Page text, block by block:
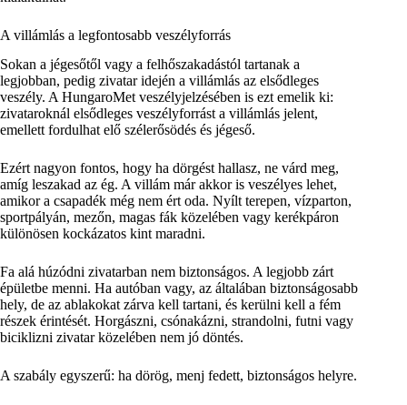
A villámlás a legfontosabb veszélyforrás
Sokan a jégesőtől vagy a felhőszakadástól tartanak a
legjobban, pedig zivatar idején a villámlás az elsődleges
veszély. A HungaroMet veszélyjelzésében is ezt emelik ki:
zivataroknál elsődleges veszélyforrást a villámlás jelent,
emellett fordulhat elő szélerősödés és jégeső.
Ezért nagyon fontos, hogy ha dörgést hallasz, ne várd meg,
amíg leszakad az ég. A villám már akkor is veszélyes lehet,
amikor a csapadék még nem ért oda. Nyílt terepen, vízparton,
sportpályán, mezőn, magas fák közelében vagy kerékpáron
különösen kockázatos kint maradni.
Fa alá húzódni zivatarban nem biztonságos. A legjobb zárt
épületbe menni. Ha autóban vagy, az általában biztonságosabb
hely, de az ablakokat zárva kell tartani, és kerülni kell a fém
részek érintését. Horgászni, csónakázni, strandolni, futni vagy
biciklizni zivatar közelében nem jó döntés.
A szabály egyszerű: ha dörög, menj fedett, biztonságos helyre.